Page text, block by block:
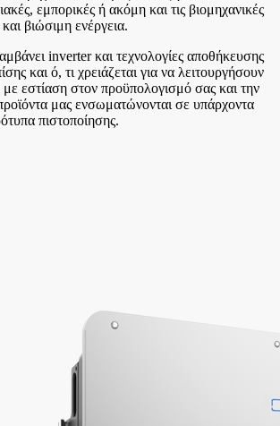
εμπορικές ή ακόμη και τις βιομηχανικές
βιώσιμη ενέργεια.
inverter και τεχνολογίες αποθήκευσης
και ό, τι χρειάζεται για να λειτουργήσουν
εστίαση στον προϋπολογισμό σας και την
μας ενσωματώνονται σε υπάρχοντα
πιστοποίησης.